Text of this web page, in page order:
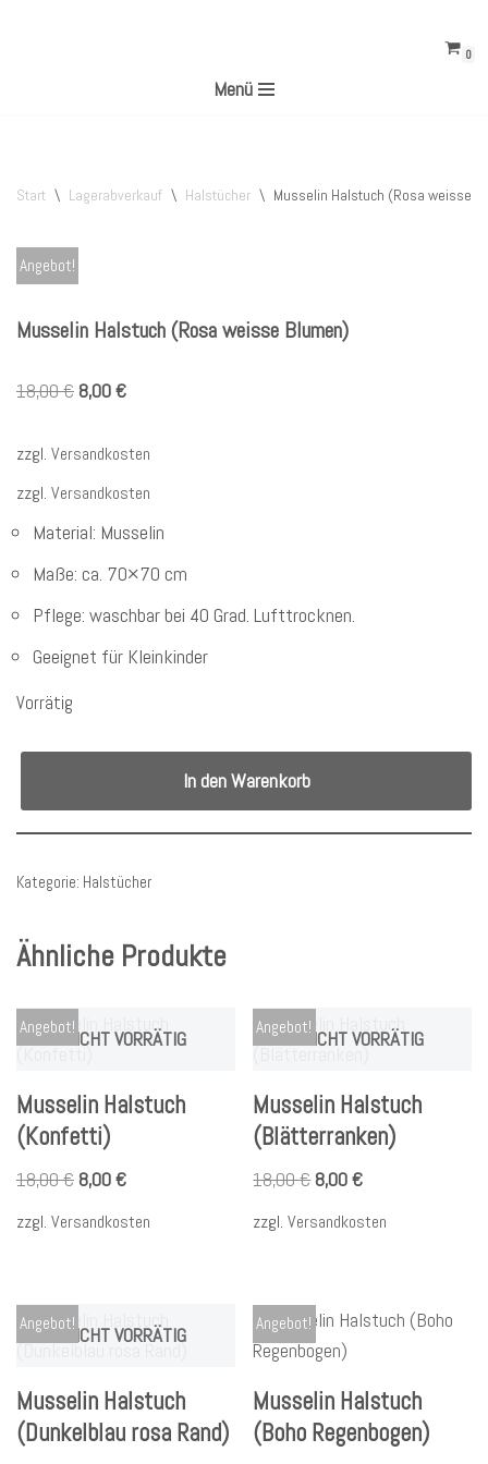
0
Menü
Start \ Lagerabverkauf \ Halstücher \ Musselin Halstuch (Rosa weisse
Angebot!
Musselin Halstuch (Rosa weisse Blumen)
18,00€ 8,00€
zzgl. Versandkosten
zzgl. Versandkosten
Material: Musselin
Maße: ca. 70×70 cm
Pflege: waschbar bei 40 Grad. Lufttrocknen.
Geeignet für Kleinkinder
Vorrätig
In den Warenkorb
Kategorie: Halstücher
Ähnliche Produkte
NICHT VORRÄTIG
Angebot!
Musselin Halstuch
(Konfetti)
18,00€ 8,00€
zzgl. Versandkosten
NICHT VORRÄTIG
Angebot!
Musselin Halstuch
(Blätterranken)
18,00€ 8,00€
zzgl.Versandkosten
NICHT VORRÄTIG
Angebot!
Musselin Halstuch
(Dunkelblau rosa Rand)
Angebot!
Musselin Halstuch
(Boho Regenbogen)